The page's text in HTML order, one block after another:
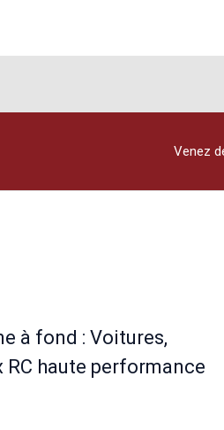
Venez
à fond : Voitures,
RC haute performance